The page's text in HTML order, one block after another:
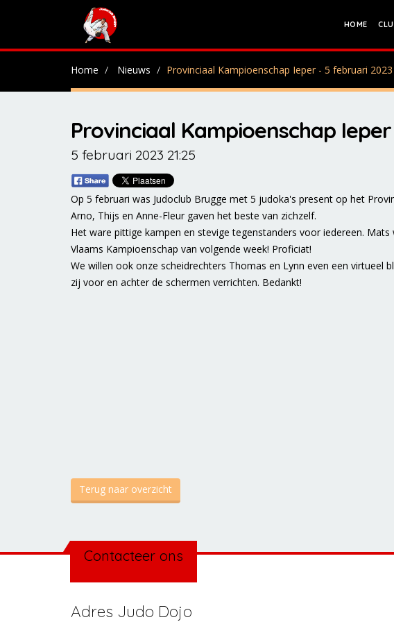
HOME
Home Nieuws Provinciaal Kampioenschap Ieper - 5 februari 2023
Provinciaal Kampioenschap
5 februari 2023 21:25
Op 5 februari was Judoclub Brugge met 5 judoka's present op het
Arno, Thijs en Anne-Fleur gaven het beste van zichzelf.
Het ware pittige kampen en stevige tegenstanders voor iedereen.
Vlaams Kampioenschap van volgende week! Proficiat!
We willen ook onze scheidrechters Thomas en Lynn even een virtueel
zij voor en achter de schermen verrichten. Bedankt!
Terug naar overzicht
Contacteer ons
Adres Judo Dojo